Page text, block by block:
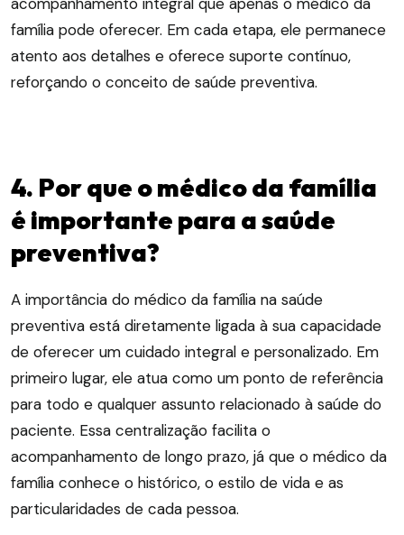
família pode oferecer. Em cada etapa, ele permanece
atento aos detalhes e oferece suporte contínuo,
reforçando o conceito de saúde preventiva.
4. Por que o médico da família
é importante para a saúde
preventiva?
A importância do médico da família na saúde
preventiva está diretamente ligada à sua capacidade
de oferecer um cuidado integral e personalizado. Em
primeiro lugar, ele atua como um ponto de referência
para todo e qualquer assunto relacionado à saúde do
paciente. Essa centralização facilita o
acompanhamento de longo prazo, já que o médico da
família conhece o histórico, o estilo de vida e as
particularidades de cada pessoa.